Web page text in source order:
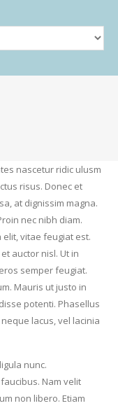
nascetur ridic ulusm
risus. Donec et
at dignissim magna.
nec nibh diam.
vitae feugiat est.
auctor nisl. Ut in
semper feugiat.
Mauris ut justo in
potenti. Phasellus
lacus, vel lacinia
nunc.
Nam velit
non libero. Etiam